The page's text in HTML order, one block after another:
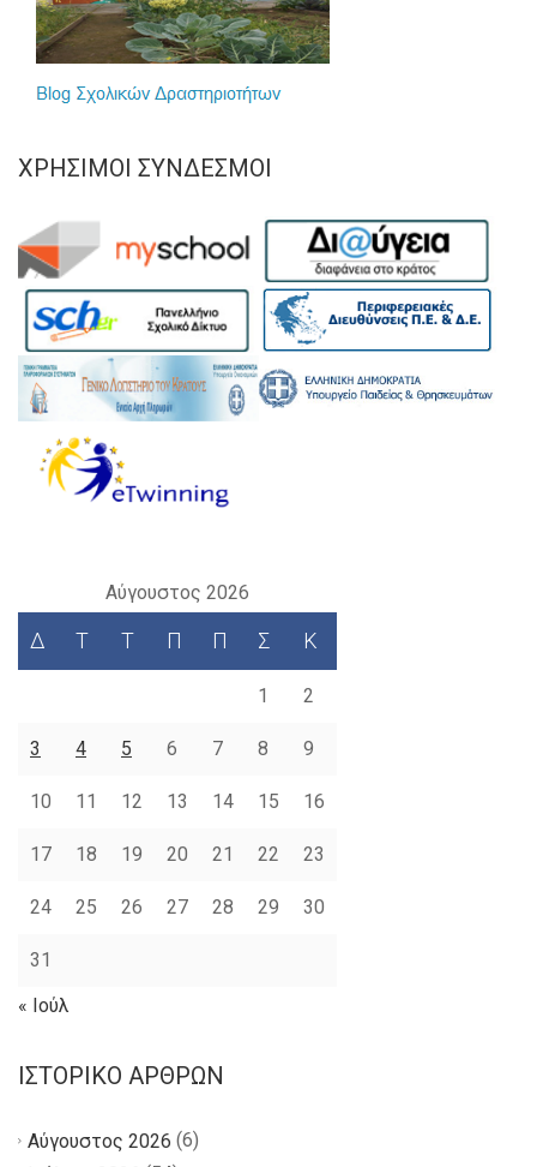
ΧΡΉΣΙΜΟΙ ΣΎΝΔΕΣΜΟΙ
Αύγουστος 2026
Δ Τ Τ Π Π Σ Κ
1 2
3 4 5 6 7 8 9
10 11 12 13 14 15 16
17 18 19 20 21 22 23
24 25 26 27 28 29 30
31
« Ιούλ
ΙΣΤΟΡΙΚΌ ΆΡΘΡΩΝ
Αύγουστος 2026 (6)